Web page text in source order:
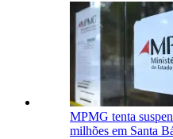
MPMG tenta
milhões em Santa